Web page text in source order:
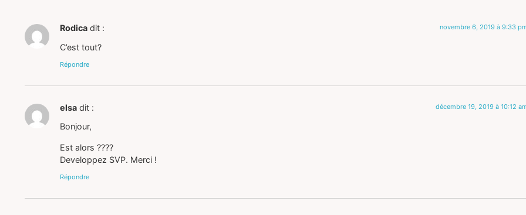
Rodica dit : novembre 6, 2019 à 9:33
C’est tout?
Répondre
elsa dit : décembre 19, 2019 à 10:12
Bonjour,
Est alors ????
Developpez SVP. Merci !
Répondre